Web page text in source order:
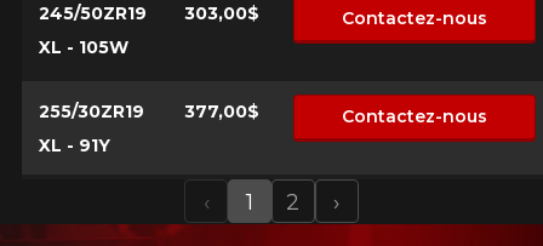
245/50ZR19
XL - 105W
303,00$ Contactez-nous
255/30ZR19
XL - 91Y
377,00$ Contactez-nous
Previous
‹ 1 2 Next
›